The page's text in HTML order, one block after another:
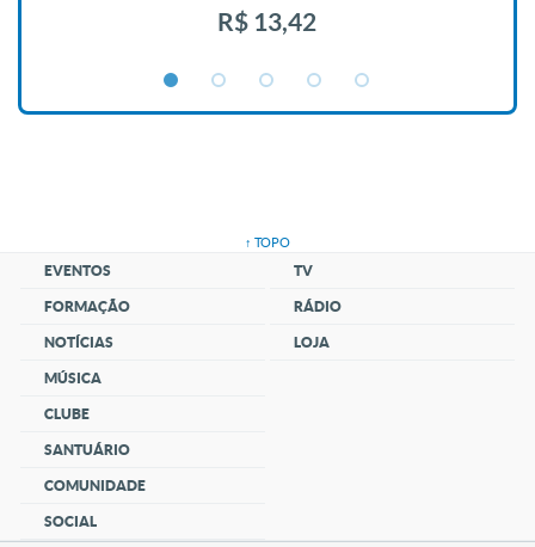
R$ 13,42
↑ TOPO
EVENTOS
FORMAÇÃO
NOTÍCIAS
MÚSICA
CLUBE
SANTUÁRIO
COMUNIDADE
SOCIAL
TV
RÁDIO
LOJA